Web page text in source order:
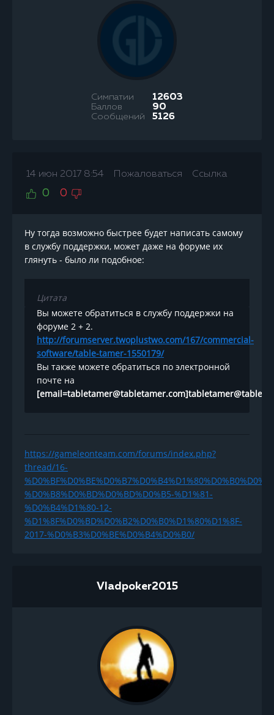
Симпатии 12603
Баллов 90
Сообщений 5126
14 июн 2017 8:54 Пожаловаться Ссылка
0 0
Ну тогда возможно быстрее будет написать самому
в службу поддержки, может даже на форуме их
глянуть - было ли подобное:
Цитата
Вы можете обратиться в службу поддержки на
форуме 2 + 2.
http://forumserver.twoplustwo.com/167/commercial-
software/table-tamer-1550179/
Вы также можете обратиться по электронной
почте на
https://gameleonteam.com/forums/index.php?
thread/16-
%D0%B8%D0%BD%D0%BD%D0%B5-%D1%81-
%D0%B4%D1%80-12-
%D1%8F%D0%BD%D0%B2%D0%B0%D1%80%D1%8F-
2017-%D0%B3%D0%BE%D0%B4%D0%B0/
Vladpoker2015